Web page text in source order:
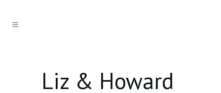
Liz & Howard